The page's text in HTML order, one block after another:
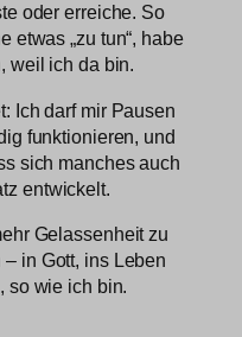
oder erreiche. So
etwas „zu tun“, habe
weil ich da bin.
Ich darf mir Pausen
funktionieren, und
sich manches auch
entwickelt.
Gelassenheit zu
in Gott, ins Leben
so wie ich bin.